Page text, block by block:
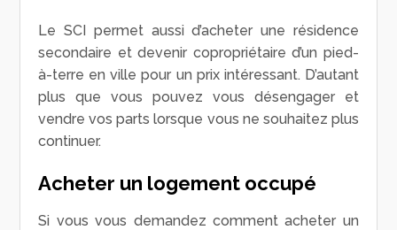
Le SCI permet aussi d’acheter une résidence
secondaire et devenir copropriétaire d’un pied-
à-terre en ville pour un prix intéressant. D’autant
plus que vous pouvez vous désengager et
vendre vos parts lorsque vous ne souhaitez plus
continuer.
Acheter un logement occupé
Si vous vous demandez comment acheter un